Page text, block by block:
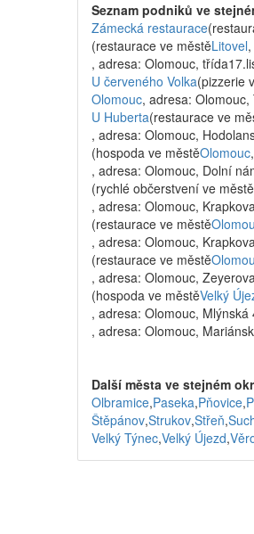
Seznam podniků ve
Zámecká restaurace
(restaurace ve městěLitovel
, adresa: Olomouc,
U červeného Volka(pizzerie
Olomouc, adresa: Olomouc,
U Huberta(restaurace ve
, adresa: Olomouc,
(hospoda ve městěOlomouc
, adresa: Olomouc, Dolní
(rychlé občerstvení ve městě
, adresa: Olomouc,
(restaurace ve městě
, adresa: Olomouc,
(restaurace ve městě
, adresa: Olomouc,
(hospoda ve městěVelký
, adresa: Olomouc, Mlýnská
, adresa: Olomouc,
Další města ve stejném
Olbramice,Paseka,Pňovice,
Štěpánov,Strukov,Střeň,
Velký Týnec,Velký Újezd,